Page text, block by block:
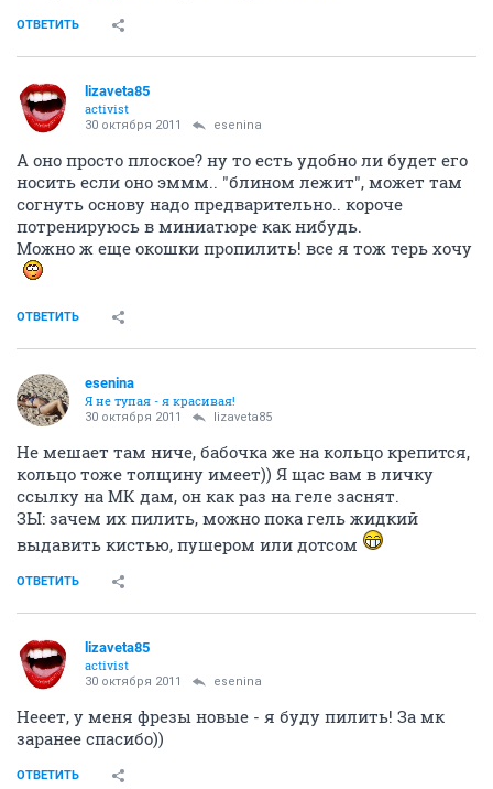
ОТВЕТИТЬ
lizaveta85
activist
30 октября 2011 esenina
А оно просто плоское? ну то есть удобно ли будет его
носить если оно эммм.. "блином лежит", может там
согнуть основу надо предварительно.. короче
потренируюсь в миниатюре как нибудь.
Можно ж еще окошки пропилить! все я тож терь хочу
ОТВЕТИТЬ
esenina
Я не тупая - я красивая!
30 октября 2011 lizaveta85
Не мешает там ниче, бабочка же на кольцо крепится,
кольцо тоже толщину имеет)) Я щас вам в личку
ссылку на МК дам, он как раз на геле заснят.
ЗЫ: зачем их пилить, можно пока гель жидкий
выдавить кистью, пушером или дотсом
ОТВЕТИТЬ
lizaveta85
activist
30 октября 2011 esenina
Нееет, у меня фрезы новые - я буду пилить! За мк
заранее спасибо))
ОТВЕТИТЬ